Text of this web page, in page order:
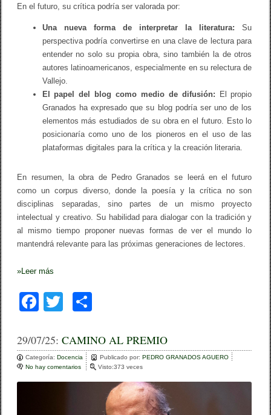
En el futuro, su crítica podría ser valorada por:
Una nueva forma de interpretar la literatura: Su
perspectiva podría convertirse en una clave de lectura para
entender no solo su propia obra, sino también la de otros
autores latinoamericanos, especialmente en su relectura de
Vallejo.
El papel del blog como medio de difusión: El propio
Granados ha expresado que su blog podría ser uno de los
elementos más estudiados de su obra en el futuro. Esto lo
posicionaría como uno de los pioneros en el uso de las
plataformas digitales para la crítica y la creación literaria.
En resumen, la obra de Pedro Granados se leerá en el futuro
como un corpus diverso, donde la poesía y la crítica no son
disciplinas separadas, sino partes de un mismo proyecto
intelectual y creativo. Su habilidad para dialogar con la tradición y
al mismo tiempo proponer nuevas formas de ver el mundo lo
mantendrá relevante para las próximas generaciones de lectores.
»Leer más
F
c
e
b
tt
er
m
p
ar
tir
29/07/25:CAMINO AL PREMIO
Categoría:Docencia Publicado por:PEDRO GRANADOS AGUERO
No hay comentarios
Visto:373 veces